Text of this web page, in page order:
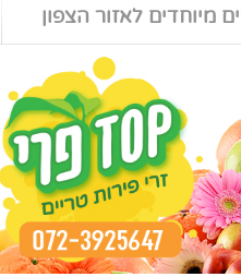
מיוחדים לאזור הצפון